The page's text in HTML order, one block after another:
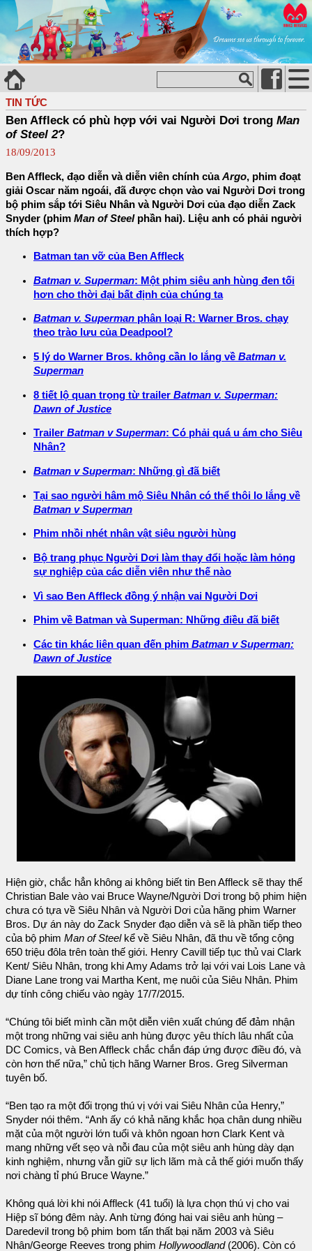
TIN TỨC
Ben Affleck có phù hợp với vai Người Dơi trong Man
of Steel 2?
18/09/2013
Ben Affleck, đạo diễn và diễn viên chính củaArgo, phim đoạt
giải Oscar năm ngoái, đã được chọn vào vai Người Dơi trong
bộ phim sắp tới Siêu Nhân và Người Dơi của đạo diễn Zack
Snyder (phim Man of Steelphần hai). Liệu anh có phải người
thích hợp?
Batman tan vỡ của Ben Affleck
Batman v. Superman: Một phim siêu anh hùng đen tối
hơn cho thời đại bất định của chúng ta
Batman v. Superman phân loại R: Warner Bros. chạy
theo trào lưu của Deadpool?
5 lý do Warner Bros. không cần lo lắng về Batman v.
Superman
8 tiết lộ quan trọng từ trailer Batman v. Superman:
Dawn of Justice
Trailer Batman v Superman: Có phải quá u ám cho Siêu
Nhân?
Batman v Superman: Những gì đã biết
Tại sao người hâm mộ Siêu Nhân có thể thôi lo lắng về
Batman v Superman
Phim nhồi nhét nhân vật siêu người hùng
Bộ trang phục Người Dơi làm thay đổi hoặc làm hỏng
sự nghiệp của các diễn viên như thế nào
Vì sao Ben Affleck đồng ý nhận vai Người Dơi
Phim về Batman và Superman: Những điều đã biết
Các tin khác liên quan đến phim Batman v Superman:
Dawn of Justice
Hiện giờ, chắc hẳn không ai không biết tin Ben Affleck sẽ thay thế
Christian Bale vào vai Bruce Wayne/Người Dơi trong bộ phim hiện
chưa có tựa về Siêu Nhân và Người Dơi của hãng phim Warner
Bros. Dự án này do Zack Snyder đạo diễn và sẽ là phần tiếp theo
của bộ phim Man of Steelkể về Siêu Nhân, đã thu về tổng cộng
650 triệu đôla trên toàn thế giới. Henry Cavill tiếp tục thủ vai Clark
Kent/ Siêu Nhân, trong khi Amy Adams trở lại với vai Lois Lane và
Diane Lane trong vai Martha Kent, mẹ nuôi của Siêu Nhân. Phim
dự tính công chiếu vào ngày 17/7/2015.
“Chúng tôi biết mình cần một diễn viên xuất chúng để đảm nhận
một trong những vai siêu anh hùng được yêu thích lâu nhất của
DC Comics, và Ben Affleck chắc chắn đáp ứng được điều đó, và
còn hơn thế nữa,” chủ tịch hãng Warner Bros. Greg Silverman
tuyên bố.
“Ben tạo ra một đối trọng thú vị với vai Siêu Nhân của Henry,”
Snyder nói thêm. “Anh ấy có khả năng khắc họa chân dung nhiều
mặt của một người lớn tuổi và khôn ngoan hơn Clark Kent và
mang những vết sẹo và nỗi đau của một siêu anh hùng dày dạn
kinh nghiệm, nhưng vẫn giữ sự lịch lãm mà cả thế giới muốn thấy
nơi chàng tỉ phú Bruce Wayne.”
Không quá lời khi nói Affleck (41 tuổi) là lựa chọn thú vị cho vai
Hiệp sĩ bóng đêm này. Anh từng đóng hai vai siêu anh hùng –
Daredevil trong bộ phim bom tấn thất bại năm 2003 và Siêu
Nhân/George Reeves trong phim Hollywoodland(2006). Còn có